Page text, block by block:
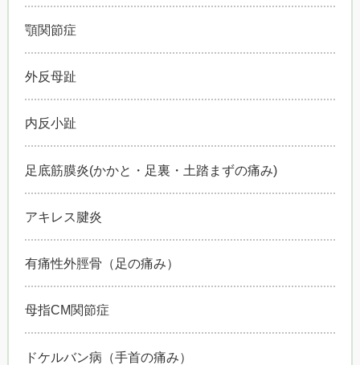
顎関節症
外反母趾
内反小趾
足底筋膜炎(かかと・足裏・土踏まずの痛み)
アキレス腱炎
有痛性外脛骨（足の痛み）
母指CM関節症
ドケルバン病（手首の痛み）